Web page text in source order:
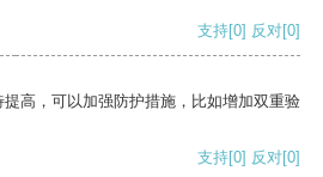
支持[0] 反对[0]
高，可以加强防护措施，比如增加双重验
支持[0] 反对[0]